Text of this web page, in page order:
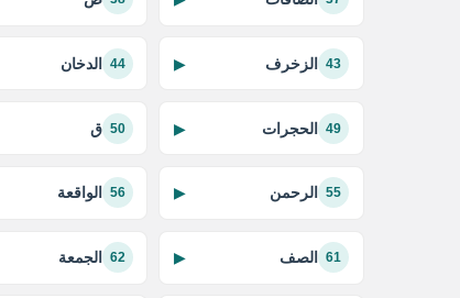
43 الزخرف ▶
44 الدخان
49 الحجرات ▶
50 ق
55 الرحمن ▶
56 الواقعة
61 الصف ▶
62 الجمعة